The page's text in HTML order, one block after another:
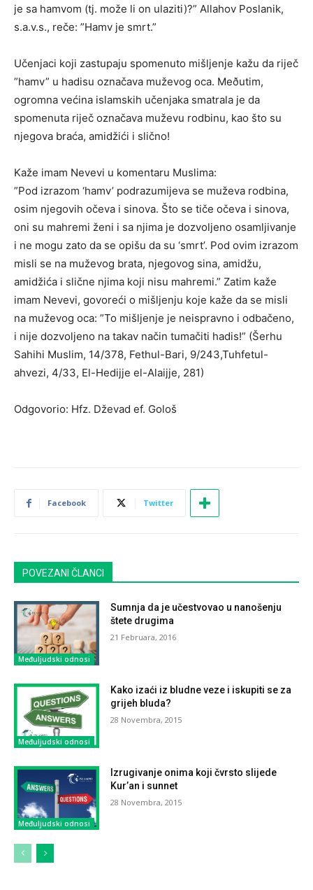
je sa hamvom (tj. može li on ulaziti)?” Allahov Poslanik,
s.a.v.s., reče: ”Hamv je smrt.”
Učenjaci koji zastupaju spomenuto mišljenje kažu da riječ
”hamv” u hadisu označava muževog oca. Meðutim,
ogromna većina islamskih učenjaka smatrala je da
spomenuta riječ označava muževu rodbinu, kao što su
njegova braća, amidžići i slično!
Kaže imam Nevevi u komentaru Muslima:
”Pod izrazom ‘hamv’ podrazumijeva se muževa rodbina,
osim njegovih očeva i sinova. Što se tiče očeva i sinova,
oni su mahremi ženi i sa njima je dozvoljeno osamljivanje
i ne mogu zato da se opišu da su ‘smrt’. Pod ovim izrazom
misli se na muževog brata, njegovog sina, amidžu,
amidžića i slične njima koji nisu mahremi.” Zatim kaže
imam Nevevi, govoreći o mišljenju koje kaže da se misli
na muževog oca: ”To mišljenje je neispravno i odbačeno,
i nije dozvoljeno na takav način tumačiti hadis!” (Šerhu
Sahihi Muslim, 14/378, Fethul-Bari, 9/243,Tuhfetul-
ahvezi, 4/33, El-Hedijje el-Alaijje, 281)
Odgovorio: Hfz. Dževad ef. Gološ
Facebook Twitter
POVEZANI ČLANCI
Međuljudski odnosi
Sumnja da je učestvovao u nanošenju
štete drugima
21 Februara, 2016
Međuljudski odnosi
Kako izaći iz bludne veze i iskupiti se za
grijeh bluda?
28 Novembra, 2015
Međuljudski odnosi
Izrugivanje onima koji čvrsto slijede
Kur’an i sunnet
28 Novembra, 2015